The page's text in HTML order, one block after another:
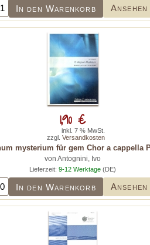
In den Warenkorb Ansehen
mysterium für gem Chor a cappella
von Antognini, Ivo
Lieferzeit: 9-12 Werktage (DE)
In den Warenkorb Ansehen
1,90 €
inkl. 7 % MwSt.
zzgl. Versandkosten